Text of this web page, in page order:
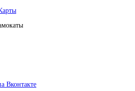
Вконтакте